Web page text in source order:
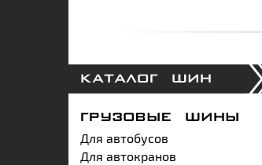
КАТАЛОГ ШИН
ГРУЗОВЫЕ ШИНЫ
Для автобусов
Для автокранов